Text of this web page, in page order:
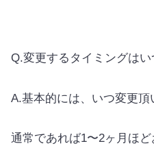
Q.変更するタイミングは
A.基本的には、いつ変更頂
通常であれば1〜2ヶ月ほ